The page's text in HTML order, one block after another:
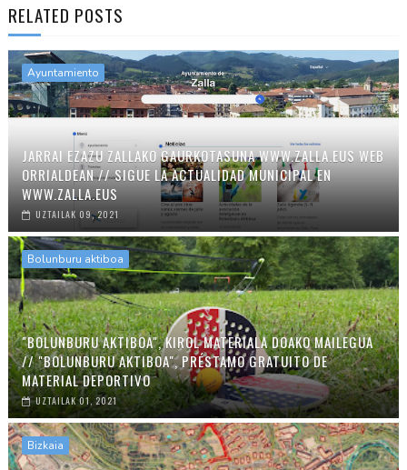
RELATED POSTS
Ayuntamiento
JARRAI EZAZU ZALLAKO GAURKOTASUNA WWW.ZALLA.EUS WEB
ORRIALDEAN // SIGUE LA ACTUALIDAD MUNICIPAL EN
WWW.ZALLA.EUS
UZTAILAK 09, 2021
Bolunburu aktiboa
"BOLUNBURU AKTIBOA", KIROL MATERIALA DOAKO MAILEGUA
// "BOLUNBURU AKTIBOA", PRÉSTAMO GRATUITO DE
MATERIAL DEPORTIVO
UZTAILAK 01, 2021
Bizkaia